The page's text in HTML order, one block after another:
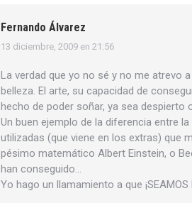
Fernando Álvarez
dice:
13 diciembre, 2009 en 21:56
La verdad que yo no sé y no me atrevo
belleza. El arte, su capacidad de
hecho de poder soñar, ya sea
Un buen ejemplo de la diferencia entre
utilizadas (que viene en los extras) que
pésimo matemático Albert Einstein, o
han conseguido…
Yo hago un llamamiento a que ¡SEAMOS